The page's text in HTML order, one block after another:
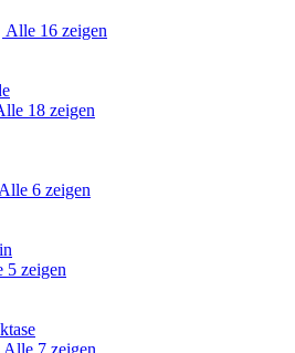
Alle 16 zeigen
18 zeigen
6 zeigen
5 zeigen